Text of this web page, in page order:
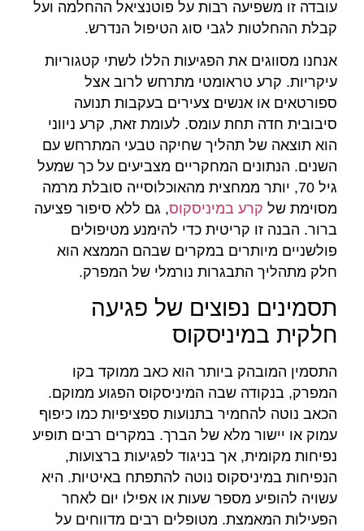
עובדה זו משפיעה רבות על פוטנציאל ההחלמה ועל
קבלת ההחלטות לגבי סוג הטיפול הנדרש.
אנחנו מסווגים את הפגיעות הללו לשתי קטגוריות
עיקריות. קרע טראומטי מתרחש לרוב אצל
ספורטאים או אנשים צעירים בעקבות תנועה
סיבובית חדה תחת עומס. לעומת זאת, קרע ניווני
הוא תוצאה של תהליך שחיקה טבעי המתרחש עם
השנים. הנתונים המחקריים מצביעים על כך שמעל
גיל 70, יותר ממחצית מהאוכלוסייה סובלת מרמה
מסוימת של קרע במיניסקוס, גם ללא סיפור פציעה
ברור. הבנה זו קריטית כדי להימנע מטיפולים
פולשניים מיותרים במקרים שבהם הממצא הוא
חלק מתהליך התבגרות נורמלי של המפרק.
תסמינים נפוצים של פגיעה
חלקית במיניסקוס
התסמין המובהק ביותר הוא כאב ממוקד בקו
המפרק, בנקודה שבה המיניסקוס הפגוע ממוקם.
הכאב נוטה להחמיר בתנועות ספציפיות כמו כיפוף
עמוק או יישור מלא של הברך. במקרים רבים תופיע
נפיחות מקומית, אך בניגוד לפגיעות ברצועות,
הנפיחות במיניסקוס נוטה להתפתח באיטיות. היא
עשויה להופיע מספר שעות או אפילו יום לאחר
הפעילות המאמצת. מטופלים רבים מדווחים על